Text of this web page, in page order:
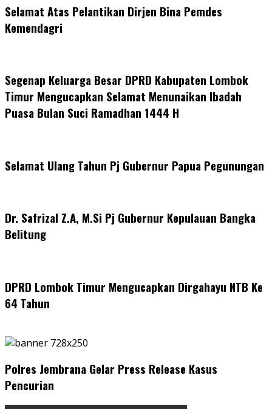
Selamat Atas Pelantikan Dirjen Bina Pemdes
Kemendagri
Segenap Keluarga Besar DPRD Kabupaten Lombok
Timur Mengucapkan Selamat Menunaikan Ibadah
Puasa Bulan Suci Ramadhan 1444 H
Selamat Ulang Tahun Pj Gubernur Papua Pegunungan
Dr. Safrizal Z.A, M.Si Pj Gubernur Kepulauan Bangka
Belitung
DPRD Lombok Timur Mengucapkan Dirgahayu NTB Ke
64 Tahun
Polres Jembrana Gelar Press Release Kasus
Pencurian